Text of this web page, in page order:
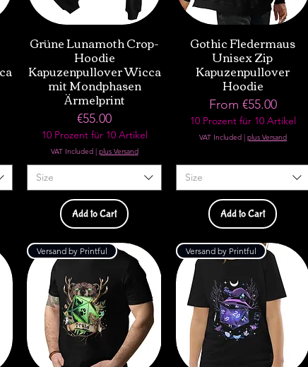
Grüne Lunamoth Crop-
Hoodie
Kapuzenpullover Wicca
mit Mondphasen
Ärmelprint
Price
€55.00
10 Prozent für 10 Artikel
VAT Included plus Versand
Size
Add to Cart
Gothic Fledermaus
Unisex Zip
Kapuzenpullover
Hoodie
From €55.00
Sale Price
10 Prozent für 10 Artikel
VAT Included plus Versand
Size
Add to Cart
Versand by Printful Versand by Printful